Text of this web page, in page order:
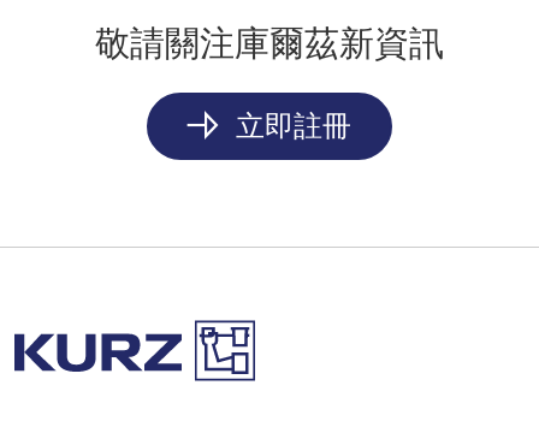
敬請關注庫爾茲新資訊
立即註冊